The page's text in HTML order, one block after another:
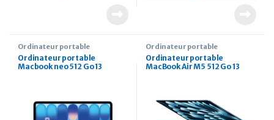
Ordinateur portable
Ordinateur portable
Macbook neo 512 Go 13
Ordinateur portable
Ordinateur portable
MacBook Air M5 512 Go 13